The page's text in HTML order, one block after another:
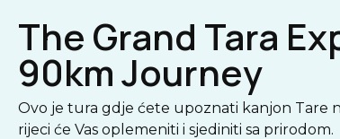
The Grand Tara
90km Journey
Ovo je tura gdje ćete upoznati kanjon Tare
rijeci će Vas oplemeniti i sjediniti sa prirodom.